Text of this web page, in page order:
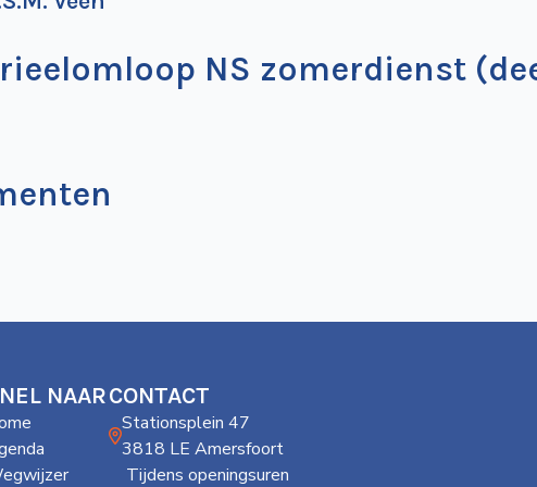
NS zomerdienst
NAARCONTACT
Stationsplein 47
3818 LE Amersfoort
Tijdens openingsuren